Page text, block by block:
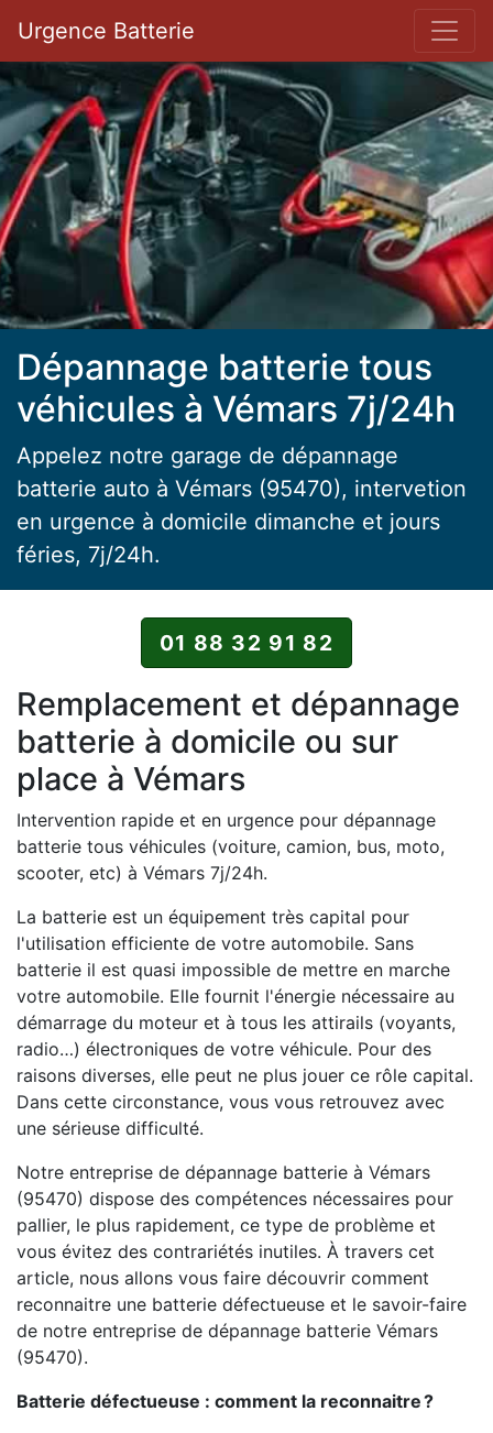
Urgence Batterie Bar
Dépannage batterie tous
véhicules à Vémars 7j/24h
Appelez notre garage de dépannage
batterie auto à Vémars (95470), intervetion
en urgence à domicile dimanche et jours
féries, 7j/24h.
01 88 32 91 82
Remplacement et dépannage
batterie à domicile ou sur
place à Vémars
Intervention rapide et en urgence pour dépannage
batterie tous véhicules (voiture, camion, bus, moto,
scooter, etc) à Vémars 7j/24h.
La batterie est un équipement très capital pour
l'utilisation efficiente de votre automobile. Sans
batterie il est quasi impossible de mettre en marche
votre automobile. Elle fournit l'énergie nécessaire au
démarrage du moteur et à tous les attirails (voyants,
radio…) électroniques de votre véhicule. Pour des
raisons diverses, elle peut ne plus jouer ce rôle capital.
Dans cette circonstance, vous vous retrouvez avec
une sérieuse difficulté.
Notre entreprise de dépannage batterie à Vémars
(95470) dispose des compétences nécessaires pour
pallier, le plus rapidement, ce type de problème et
vous évitez des contrariétés inutiles. À travers cet
article, nous allons vous faire découvrir comment
reconnaitre une batterie défectueuse et le savoir-faire
de notre entreprise de dépannage batterie Vémars
(95470).
Batterie défectueuse : comment la reconnaitre ?